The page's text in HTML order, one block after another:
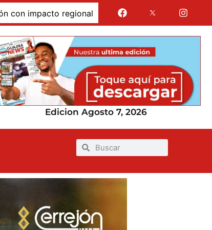
regional Jairo Aguilar cuestionó que
Edicion Agosto 7, 2026